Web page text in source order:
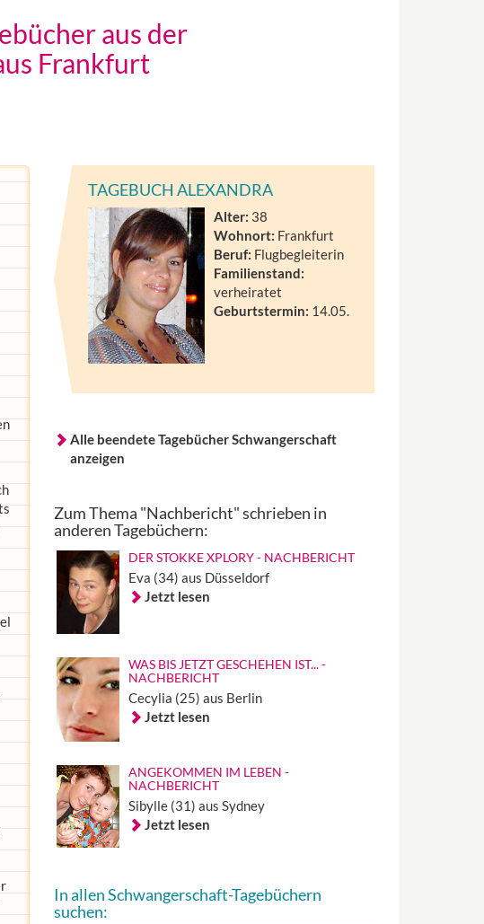
aus der
Frankfurt
TAGEBUCH ALEXANDRA
Alter: 38
Wohnort: Frankfurt
Beruf: Flugbegleiterin
Familienstand:
verheiratet
Geburtstermin: 14.05.
Alle beendete Tagebücher Schwangerschaft
anzeigen
Zum Thema "Nachbericht" schrieben in
anderen Tagebüchern:
DER STOKKE XPLORY - NACHBERICHT
Eva (34) aus Düsseldorf
Jetzt lesen
WAS BIS JETZT GESCHEHEN IST... -
NACHBERICHT
Cecylia (25) aus Berlin
Jetzt lesen
ANGEKOMMEN IM LEBEN -
NACHBERICHT
Sibylle (31) aus Sydney
Jetzt lesen
In allen Schwangerschaft-Tagebüchern
suchen: